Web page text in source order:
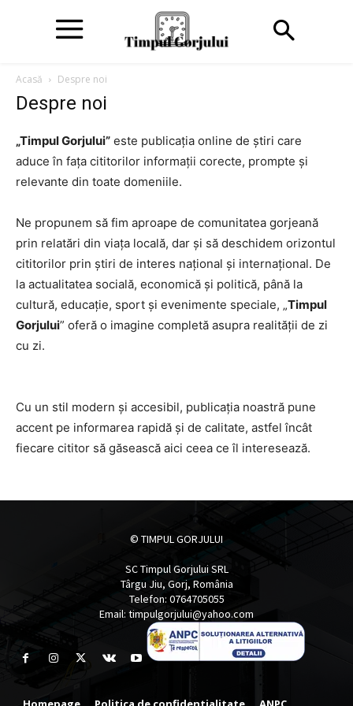
Acasă Despre noi
Despre noi
„Timpul Gorjului” este publicația online de știri care
aduce în fața cititorilor informații corecte, prompte și
relevante din toate domeniile.
Ne propunem să fim aproape de comunitatea gorjeană
prin relatări din viața locală, dar și să deschidem orizontul
cititorilor prin știri de interes național și internațional. De
la actualitatea socială, economică și politică, până la
cultură, educație, sport și evenimente speciale, „Timpul
Gorjului” oferă o imagine completă asupra realității de zi
cu zi.
Cu un stil modern și accesibil, publicația noastră pune
accent pe informarea rapidă și de calitate, astfel încât
fiecare cititor să găsească aici ceea ce îl interesează.
© TIMPUL GORJULUI
SC Timpul Gorjului SRL
Târgu Jiu, Gorj, România
Telefon: 0764705055
Email: timpulgorjului@yahoo.com